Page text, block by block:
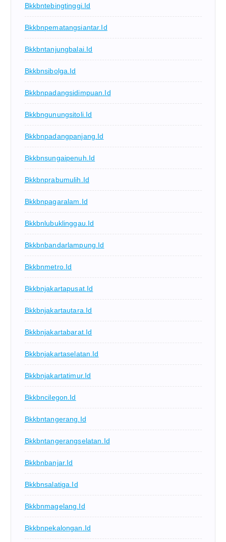
Bkkbntebingtinggi.id
Bkkbnpematangsiantar.id
Bkkbntanjungbalai.id
Bkkbnsibolga.id
Bkkbnpadangsidimpuan.id
Bkkbngunungsitoli.id
Bkkbnpadangpanjang.id
Bkkbnsungaipenuh.id
Bkkbnprabumulih.id
Bkkbnpagaralam.id
Bkkbnlubuklinggau.id
Bkkbnbandarlampung.id
Bkkbnmetro.id
Bkkbnjakartapusat.id
Bkkbnjakartautara.id
Bkkbnjakartabarat.id
Bkkbnjakartaselatan.id
Bkkbnjakartatimur.id
Bkkbncilegon.id
Bkkbntangerang.id
Bkkbntangerangselatan.id
Bkkbnbanjar.id
Bkkbnsalatiga.id
Bkkbnmagelang.id
Bkkbnpekalongan.id